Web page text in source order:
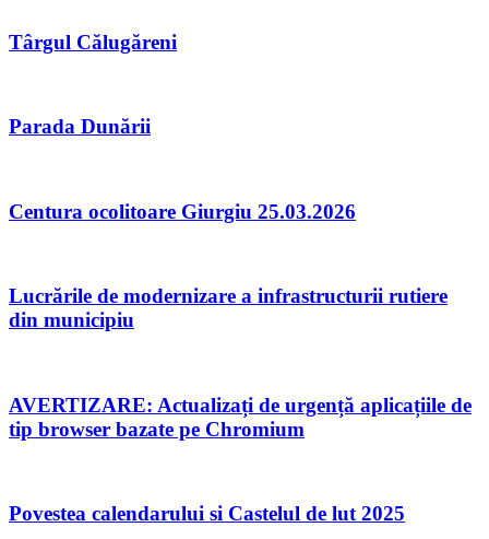
Târgul Călugăreni
Parada Dunării
Centura ocolitoare Giurgiu 25.03.2026
Lucrările de modernizare a infrastructurii rutiere
din municipiu
AVERTIZARE: Actualizați de urgență aplicațiile de
tip browser bazate pe Chromium
Povestea calendarului si Castelul de lut 2025